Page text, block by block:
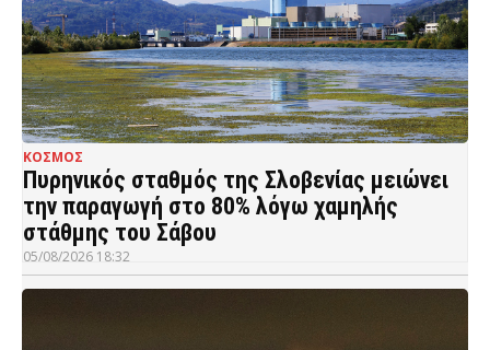
ΚΟΣΜΟΣ
Πυρηνικός σταθμός της Σλοβενίας μειώνει
την παραγωγή στο 80% λόγω χαμηλής
στάθμης του Σάβου
05/08/2026 18:32